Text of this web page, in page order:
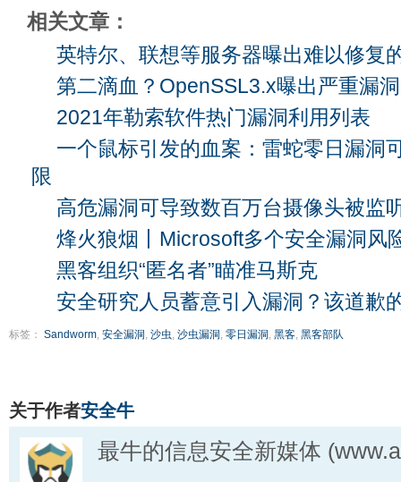
相关文章：
英特尔、联想等服务器曝出难以修复
第二滴血？OpenSSL3.x曝出严重漏洞
2021年勒索软件热门漏洞利用列表
一个鼠标引发的血案：雷蛇零日漏洞
限
高危漏洞可导致数百万台摄像头被监
烽火狼烟丨Microsoft多个安全漏洞风
黑客组织“匿名者”瞄准马斯克
安全研究人员蓄意引入漏洞？该道歉
标签： Sandworm, 安全漏洞 , 沙虫, 沙虫漏洞 , 零日漏洞 , 黑客, 黑客部队
关于作者安全牛
最牛的信息安全新媒体